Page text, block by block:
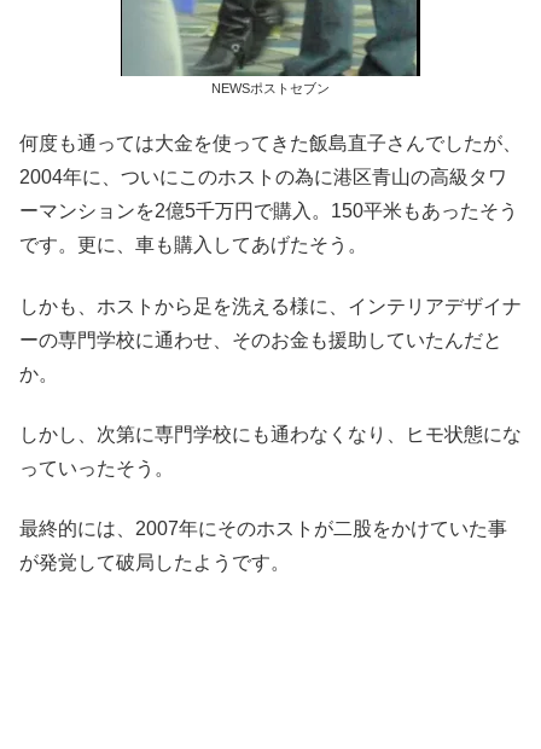
NEWSポストセブン
何度も通っては大金を使ってきた飯島直子さんでしたが、
2004年に、ついにこのホストの為に港区青山の高級タワ
ーマンションを2億5千万円で購入。150平米もあったそう
です。更に、車も購入してあげたそう。
しかも、ホストから足を洗える様に、インテリアデザイナ
ーの専門学校に通わせ、そのお金も援助していたんだと
か。
しかし、次第に専門学校にも通わなくなり、ヒモ状態にな
っていったそう。
最終的には、2007年にそのホストが二股をかけていた事
が発覚して破局したようです。